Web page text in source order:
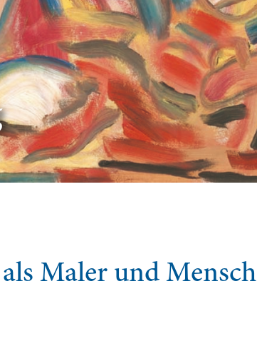
Maler und Mensch